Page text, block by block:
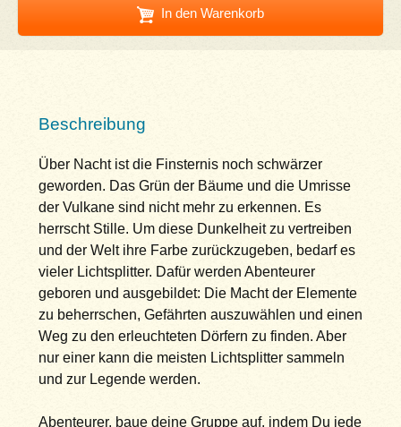
In den Warenkorb
Beschreibung
Über Nacht ist die Finsternis noch schwärzer
geworden. Das Grün der Bäume und die Umrisse
der Vulkane sind nicht mehr zu erkennen. Es
herrscht Stille. Um diese Dunkelheit zu vertreiben
und der Welt ihre Farbe zurückzugeben, bedarf es
vieler Lichtsplitter. Dafür werden Abenteurer
geboren und ausgebildet: Die Macht der Elemente
zu beherrschen, Gefährten auszuwählen und einen
Weg zu den erleuchteten Dörfern zu finden. Aber
nur einer kann die meisten Lichtsplitter sammeln
und zur Legende werden.
Abenteurer, baue deine Gruppe auf, indem Du jede